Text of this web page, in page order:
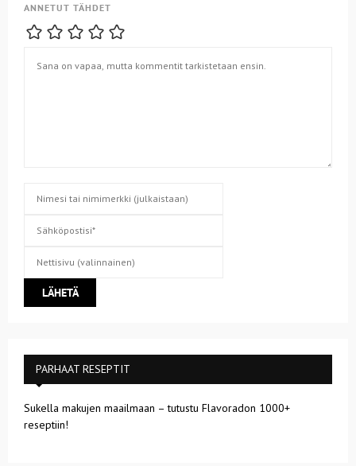
ANNETUT TÄHDET
PARHAAT RESEPTIT
Sukella makujen maailmaan – tutustu Flavoradon 1000+
reseptiin!